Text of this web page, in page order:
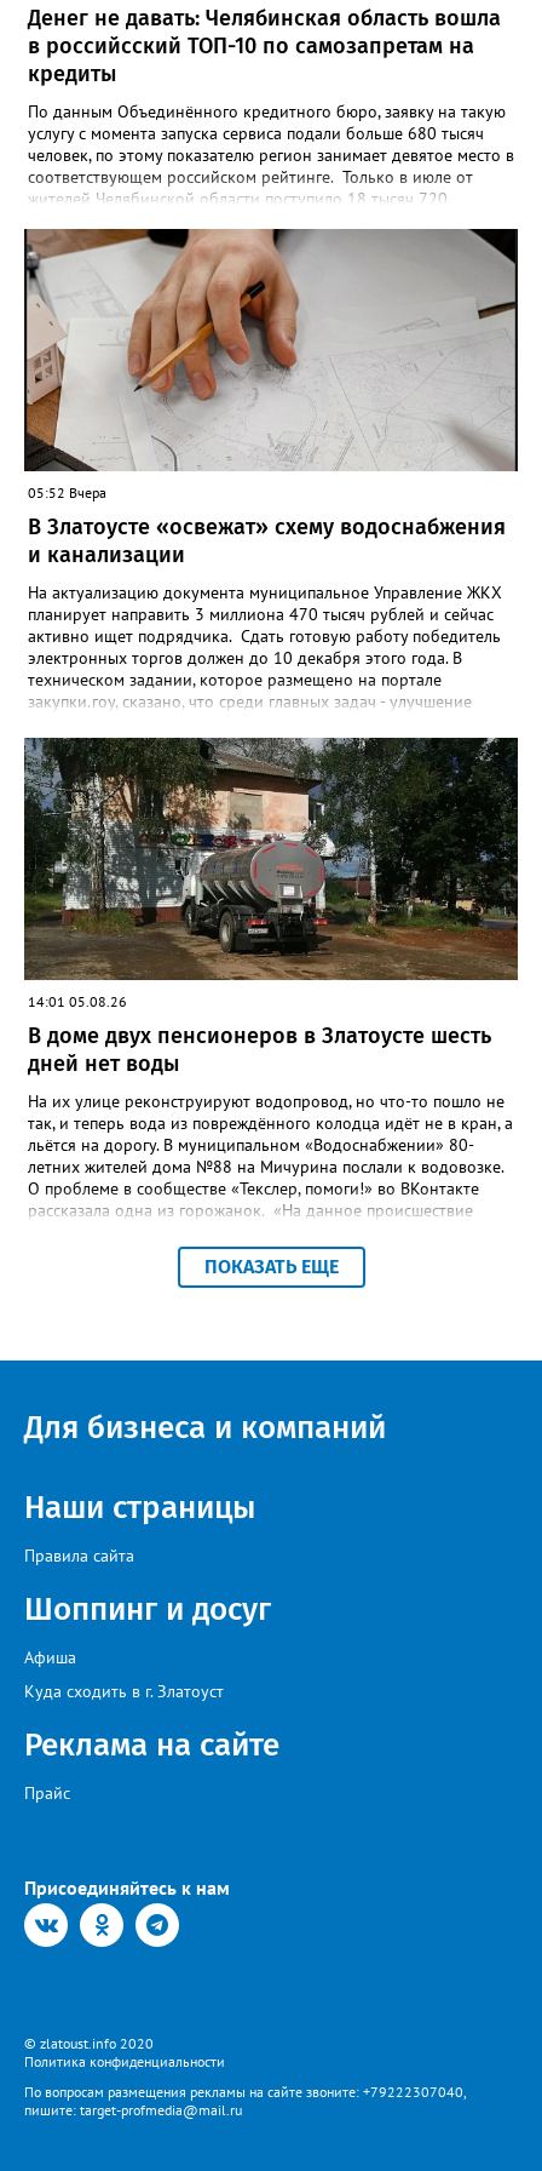
Денег не давать: Челябинская область вошла
в российсский ТОП-10 по самозапретам на
кредиты
По данным Объединённого кредитного бюро, заявку на такую
услугу с момента запуска сервиса подали больше 680 тысяч
человек, по этому показателю регион занимает девятое место в
соответствующем российском рейтинге. Только в июле от
жителей Челябинской области поступило 18 тысяч 720
снятие. В целом не давать им взаймы сегодня просят 543 с
лишним тысячи человек. Почти 89 тысяч за это время решили
запрет отозвать. При этом, утверждают аналитики бюро,
примерно каждый пятый из тех, кто установил самозапрет,
никогда кредиты не брал, столько же погасили долги недавно,
а больше половины имеют долговые обязательства сейчас.
05:52 Вчера
В Златоусте «освежат» схему водоснабжения
и канализации
На актуализацию документа муниципальное Управление ЖКХ
планирует направить 3 миллиона 470 тысяч рублей и сейчас
активно ищет подрядчика. Сдать готовую работу победитель
электронных торгов должен до 10 декабря этого года. В
техническом задании, которое размещено на портале
закупки.гоу, сказано, что среди главных задач - улучшение
повышение энергоэффективности систем. Кроме электронных
схем, исполнителю нужно разработать предложения по
строительству и реконструкции водоснабжения и канализации,
оценив размер вложений, а также представить перечень
бесхозных объектов и возможные сценарии развития этой
сферы городского хозяйства. В июне 2025 года
«Златоуст.инфо» сообщал о подобных торгах. Тогда цена
вопроса была почти в три раза выше - 9 миллионов 13 тысяч
486 рублей, а в списке работ была разработка электронной
системы ливнёвок.
14:01 05.08.26
В доме двух пенсионеров в Златоусте шесть
дней нет воды
На их улице реконструируют водопровод, но что-то пошло не
так, и теперь вода из повреждённого колодца идёт не в кран, а
льётся на дорогу. В муниципальном «Водоснабжении» 80-
летних жителей дома №88 на Мичурина послали к водовозке.
О проблеме в сообществе «Текслер, помоги!» во ВКонтакте
рассказала одна из горожанок. «На данное происшествие
гл.инженера Шепелева А.Н. из обслуживающей организации
МУП ЗГО "Златоустовское Водоснабжение" ул. Островского, 7,
пунктуация авторские). Под обращением есть комментарий
посёлке и работать приходится в сложных условиях горной
местности. «К сожалению, в процессе бурения иногда
малого диаметра, - отмечает Olga Vyacheslavovna. - Зачастую
такие вводы не отражены в исполнительной документации
строительства. Каждый подобный случай требует отдельного
возникающие сложности, предприятие ежедневно
обеспечивает жителей питьевой водой. Подвоз воды
организован с 17:00 до 20:00 у магазина “Олеся”».
Представитель «Водоснабжения» уверяет: предприятие делает
всё возможное, «чтобы завершить восстановительные работы в
Когда будет восстановлена подача воды в дом №88 в
комментарии не уточняется.
ПОКАЗАТЬ ЕЩЕ
Для бизнеса и компаний
Наши страницы
Правила сайта
Шоппинг и досуг
Афиша
Куда сходить в г. Златоуст
Реклама на сайте
Прайс
Присоединяйтесь к нам
© zlatoust.info 2020
Политика конфиденциальности
По вопросам размещения рекламы на сайте звоните: +79222307040,
пишите: target-profmedia@mail.ru